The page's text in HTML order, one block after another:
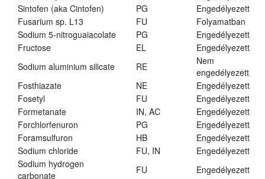
Sintofen (aka Cintofen)
PG
Engedélyezett
Fusarium sp. L13
FU
Folyamatban
Sodium 5-nitroguaiacolate
PG
Engedélyezett
Fructose
EL
Engedélyezett
Sodium aluminium silicate
RE
Nem
engedélyezett
Fosthiazate
NE
Engedélyezett
Fosetyl
FU
Engedélyezett
Formetanate
IN, AC
Engedélyezett
Forchlorfenuron
PG
Engedélyezett
Foramsulfuron
HB
Engedélyezett
Sodium chloride
FU, IN
Engedélyezett
Sodium hydrogen
carbonate
FU
Engedélyezett